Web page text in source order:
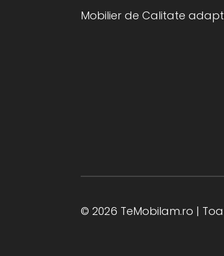
Mobilier de Calitate
© 2026 TeMobilam.ro |